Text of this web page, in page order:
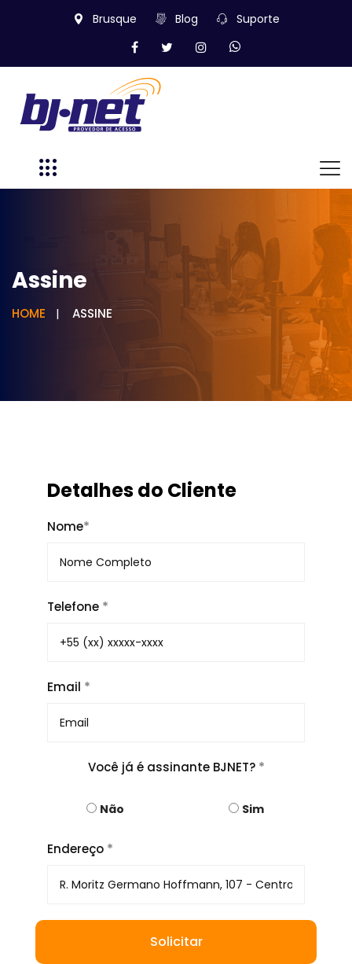
Brusque Blog Suporte
Assine
HOME ASSINE
Detalhes do Cliente
Nome*
Telefone *
Email *
Você já é assinante BJNET? *
Não Sim
Endereço *
Solicitar